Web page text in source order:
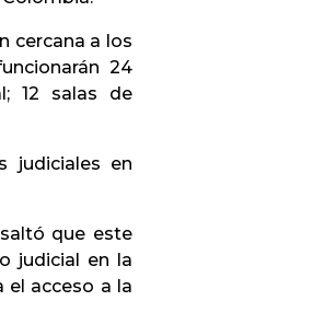
cercana a los
24
12 salas de
judiciales en
que este
judicial en la
el acceso a la